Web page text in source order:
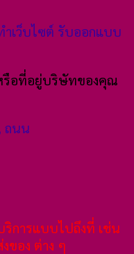
เว็บไซต์ รับออกแบบ
รือที่อยู่บริษัทของคุณ
ถนน
การแบบไปถึงที่ เช่น
ของ ต่าง ๆ